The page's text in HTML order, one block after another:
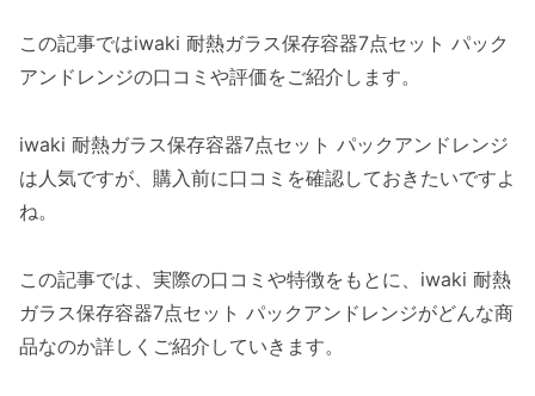
この記事ではiwaki 耐熱ガラス保存容器7点セット パック
アンドレンジの口コミや評価をご紹介します。
iwaki 耐熱ガラス保存容器7点セット パックアンドレンジ
は人気ですが、購入前に口コミを確認しておきたいですよ
ね。
この記事では、実際の口コミや特徴をもとに、iwaki 耐熱
ガラス保存容器7点セット パックアンドレンジがどんな商
品なのか詳しくご紹介していきます。